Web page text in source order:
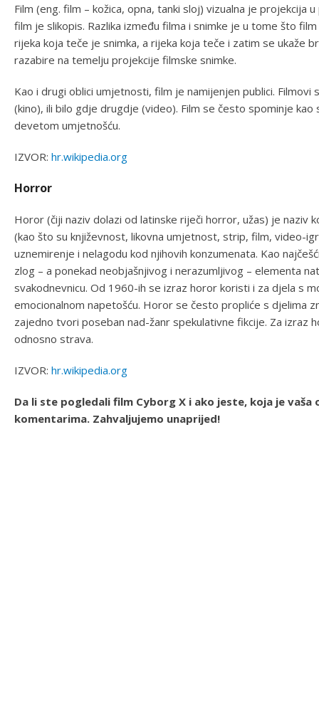
Film (eng. film – kožica, opna, tanki sloj) vizualna je projekcija
film je slikopis. Razlika između filma i snimke je u tome što
rijeka koja teče je snimka, a rijeka koja teče i zatim se ukaže
razabire na temelju projekcije filmske snimke.
Kao i drugi oblici umjetnosti, film je namijenjen publici.
(kino), ili bilo gdje drugdje (video). Film se često spominje
devetom umjetnošću.
IZVOR: hr.wikipedia.org
Horror
Horor (čiji naziv dolazi od latinske riječi horror, užas) je naziv
(kao što su književnost, likovna umjetnost, strip, film, video-
uznemirenje i nelagodu kod njihovih konzumenata. Kao
zlog – a ponekad neobjašnjivog i nerazumljivog – elementa
svakodnevnicu. Od 1960-ih se izraz horor koristi i za djela s
emocionalnom napetošću. Horor se često propliće s djelima
zajedno tvori poseban nad-žanr spekulativne fikcije. Za izraz
odnosno strava.
IZVOR: hr.wikipedia.org
Da li ste pogledali film Cyborg X i ako jeste, koja je vaša
komentarima. Zahvaljujemo unaprijed!